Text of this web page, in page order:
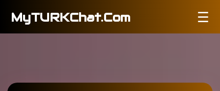
MyTURKChat.Com ☰